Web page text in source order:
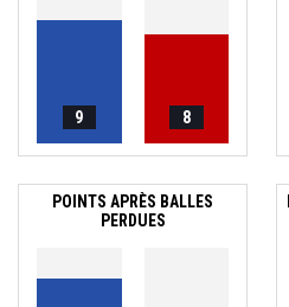
9 8
POINTS APRÈS BALLES
PERDUES